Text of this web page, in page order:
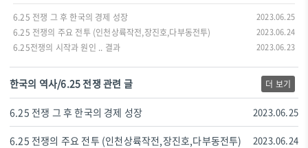
6.25 전쟁 그 후 한국의 경제 성장
2023.06.25
6.25 전쟁의 주요 전투 (인천상륙작전,장진호,다부동전투) 2023.06.24
6.25전쟁의 시작과 원인 .. 결과 2023.06.23
한국의 역사/6.25 전쟁 관련 글 더 보기
6.25 전쟁 그 후 한국의 경제 성장 2023.06.25
6.25 전쟁의 주요 전투 (인천상륙작전,장진호,다부동전투) 2023.06.24